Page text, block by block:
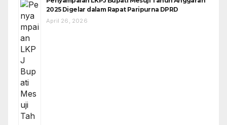
2025 Digelar dalam Rapat Paripurna DPRD
April 26, 2026